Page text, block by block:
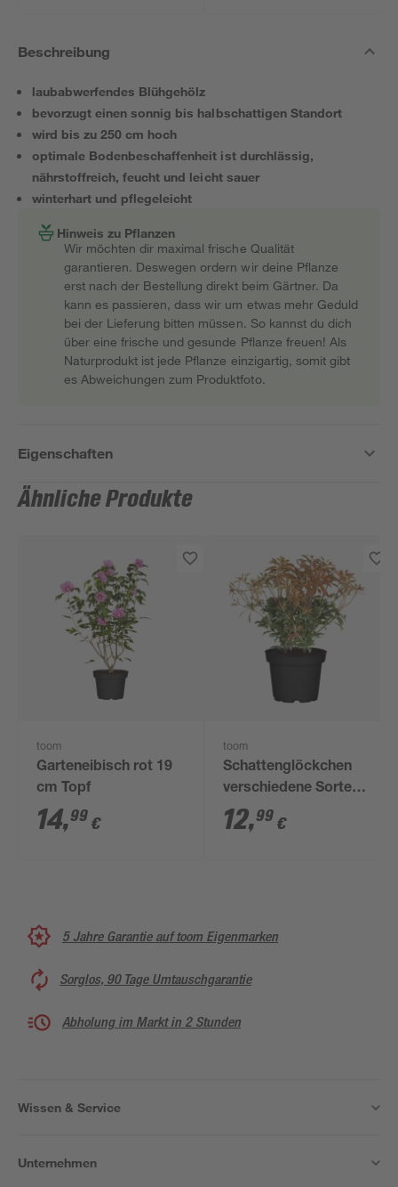
Beschreibung
laubabwerfendes Blühgehölz
bevorzugt einen sonnig bis halbschattigen Standort
wird bis zu 250 cm hoch
optimale Bodenbeschaffenheit ist durchlässig,
nährstoffreich, feucht und leicht sauer
winterhart und pflegeleicht
Hinweis zu Pflanzen
Wir möchten dir maximal frische Qualität
garantieren. Deswegen ordern wir deine Pflanze
erst nach der Bestellung direkt beim Gärtner. Da
kann es passieren, dass wir um etwas mehr Geduld
bei der Lieferung bitten müssen. So kannst du dich
über eine frische und gesunde Pflanze freuen! Als
Naturprodukt ist jede Pflanze einzigartig, somit gibt
es Abweichungen zum Produktfoto.
Eigenschaften
Ähnliche Produkte
toom
Garteneibisch rot 19
cm Topf
14,99 €
toom
Schattenglöckchen
verschiedene Sorten
17 cm Topf
12,99 €
5 Jahre Garantie auf toom Eigenmarken
Sorglos, 90 Tage Umtauschgarantie
Abholung im Markt in 2 Stunden
Wissen & Service
Unternehmen